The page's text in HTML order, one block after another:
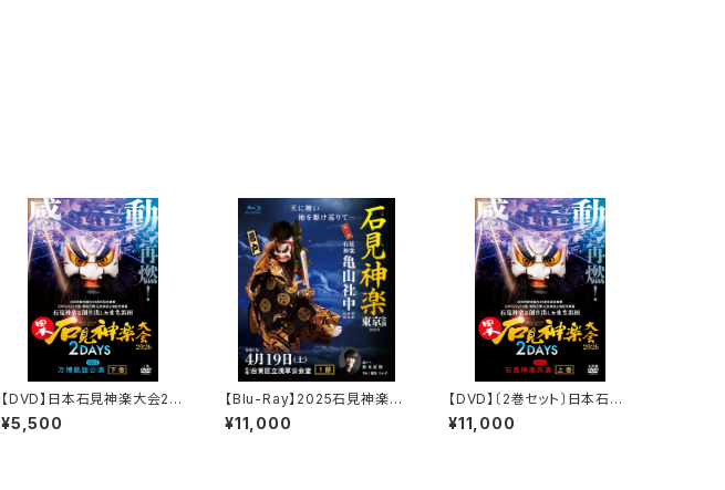
【DVD】日本石見神楽大会20
26 2DAYS【DAY-1】万博凱
旋公演〔下巻〕
¥5,500
【Blu-Ray】2025石見神楽東
京公演 石見神楽亀山社中
〈1部・2部 2巻セット〉
¥11,000
【DVD】〔2巻セット〕日本石見
神楽大会2026 2DAYS【DA
Y-2】石見神楽共演
¥11,000